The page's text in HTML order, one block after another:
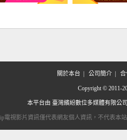
關於本台 公司簡介| 合
Copyright © 2011-
本平台由 臺灣繽紛數位多媒體有限公
ip電視影片資訊僅代表網友個人資訊，不代表本